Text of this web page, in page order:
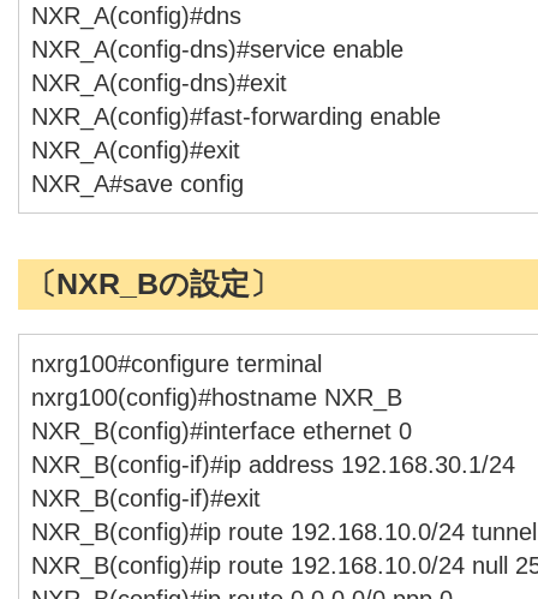
NXR_A(config)#dns
NXR_A(config-dns)#service enable
NXR_A(config-dns)#exit
NXR_A(config)#fast-forwarding enable
NXR_A(config)#exit
NXR_A#save config
〔NXR_Bの設定〕
nxrg100#configure terminal
nxrg100(config)#hostname NXR_B
NXR_B(config)#interface ethernet 0
NXR_B(config-if)#ip address 192.168.30.1/24
NXR_B(config-if)#exit
NXR_B(config)#ip route 192.168.10.0/24
NXR_B(config)#ip route 192.168.10.0/24 null